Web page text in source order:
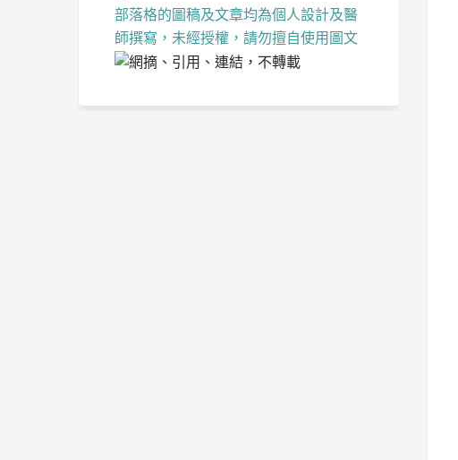
部落格的圖稿及文章均為個人設計及醫
師撰寫，未經授權，請勿擅自使用圖文